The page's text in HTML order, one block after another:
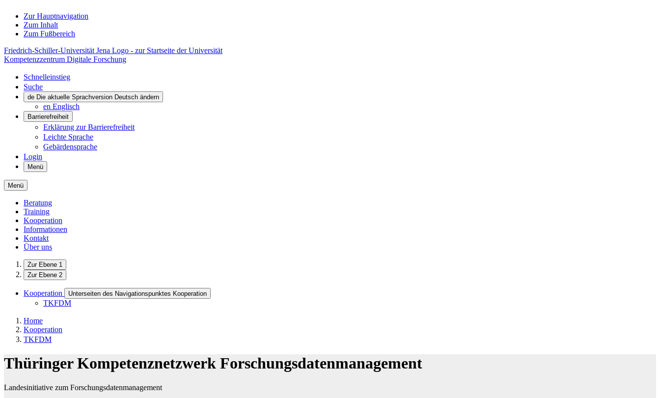
Zur Hauptnavigation
Zum Inhalt
Zum Fußbereich
Friedrich-Schiller-Universität Jena Logo - zur Startseite der Universität
Kompetenzzentrum Digitale Forschung
Schnelleinstieg
Suche
de Die aktuelle Sprachversion Deutsch ändern
en Englisch
Barrierefreiheit
Erklärung zur Barrierefreiheit
Leichte Sprache
Gebärdensprache
Login
Menü
Menü
Beratung
Training
Kooperation
Informationen
Kontakt
Über uns
Zur Ebene 1
Zur Ebene 2
Kooperation Unterseiten des Navigationspunktes Kooperation
TKFDM
Home
Kooperation
TKFDM
Thüringer Kompetenznetzwerk Forschungsdatenmanagement
Landesinitiative zum Forschungsdatenmanagement